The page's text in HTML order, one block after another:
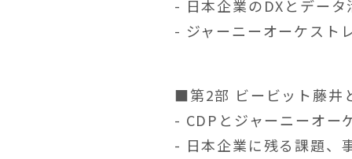
- 日本企業のDXとデータ
- ジャーニーオーケスト
■第2部 ビービット藤井
- CDPとジャーニーオー
- 日本企業に残る課題、